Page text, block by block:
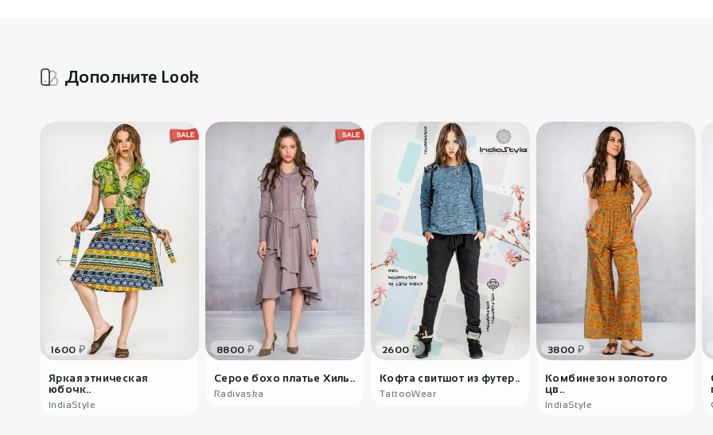
Дополните Look
1600 ₽
Яркая этническая
юбочк..
IndiaStyle
8800 ₽
Серое бохо платье Хиль..
Radivaska
2600 ₽
Кофта свитшот из футер..
TattooWear
3800 ₽
Комбинезон золотого
цв..
IndiaStyle